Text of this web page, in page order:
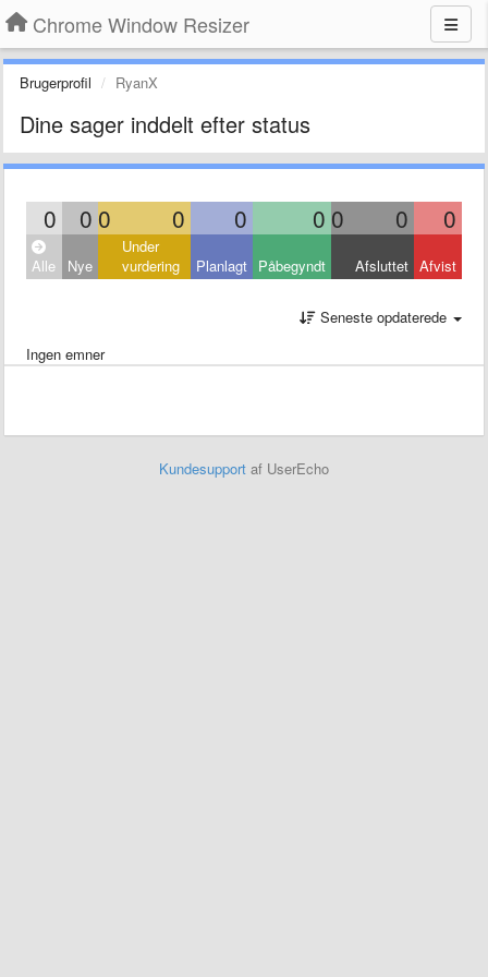
Chrome Window Resizer
Brugerprofil RyanX
Dine sager inddelt efter status
0 0 0 0 0 0 0 0 0
Alle Nye
Under
vurdering
Planlagt Påbegyndt Afsluttet Afvist
Seneste opdaterede
Ingen emner
Kundesupport af UserEcho